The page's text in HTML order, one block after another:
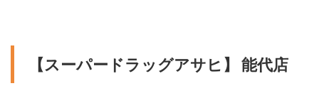
【スーパードラッグアサヒ】 能代店